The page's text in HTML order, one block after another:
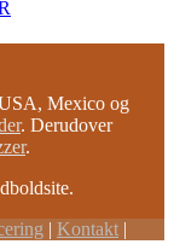
Mexico og
. Derudover
.
| Kontakt |